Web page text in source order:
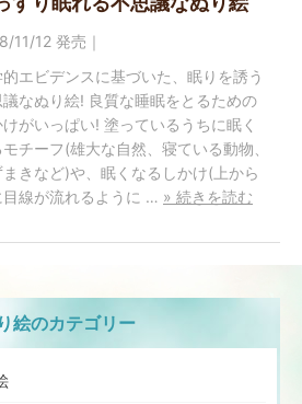
11/12 発売｜
エビデンスに基づいた、眠りを誘う
なぬり絵! 良質な睡眠をとるための
けがいっぱい! 塗っているうちに眠く
チーフ(雄大な自然、寝ている動物、
まきなど)や、眠くなるしかけ(上から
目線が流れるように … » 続きを読む
絵のカテゴリー